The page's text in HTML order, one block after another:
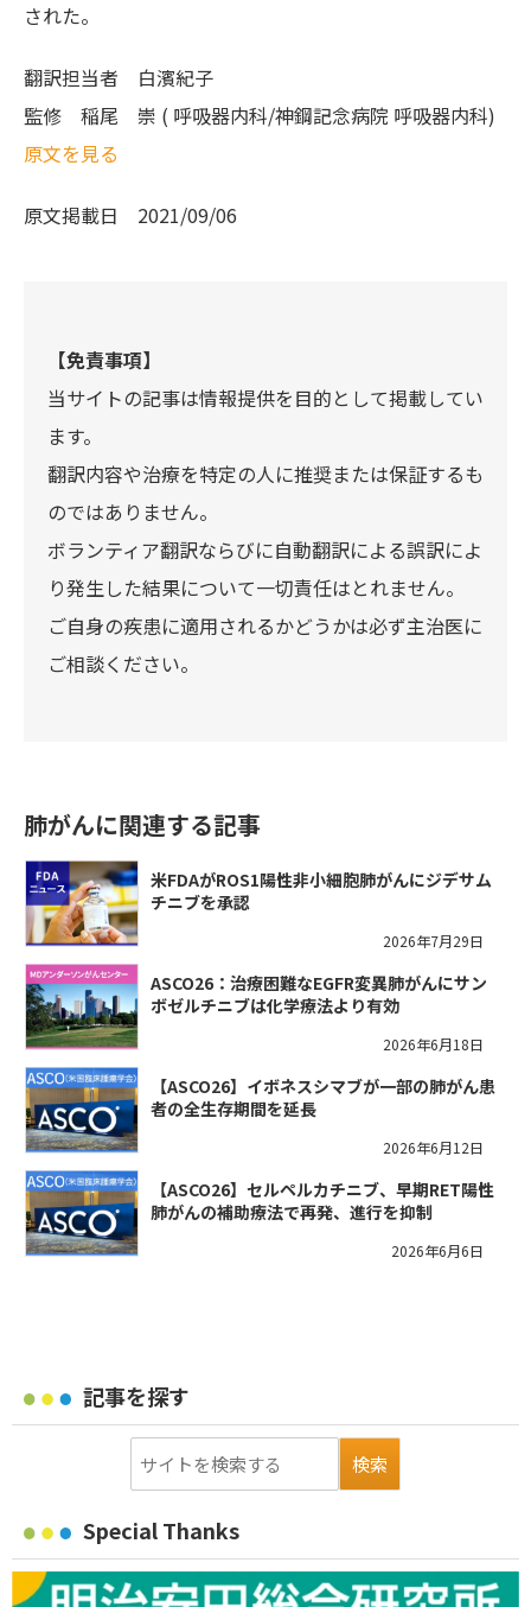
された。
翻訳担当者 白濱紀子
監修 稲尾 崇 ( 呼吸器内科/神鋼記念病院 呼吸器内科)
原文を見る
原文掲載日 2021/09/06
【免責事項】
当サイトの記事は情報提供を目的として掲載してい
ます。
翻訳内容や治療を特定の人に推奨または保証するも
のではありません。
ボランティア翻訳ならびに自動翻訳による誤訳によ
り発生した結果について一切責任はとれません。
ご自身の疾患に適用されるかどうかは必ず主治医に
ご相談ください。
肺がんに関連する記事
米FDAがROS1陽性非小細胞肺がんにジデサム
チニブを承認
2026年7月29日
ASCO26：治療困難なEGFR変異肺がんにサン
ボゼルチニブは化学療法より有効
2026年6月18日
【ASCO26】イボネスシマブが一部の肺がん患
者の全生存期間を延長
2026年6月12日
【ASCO26】セルペルカチニブ、早期RET陽性
肺がんの補助療法で再発、進行を抑制
2026年6月6日
記事を探す
Special Thanks